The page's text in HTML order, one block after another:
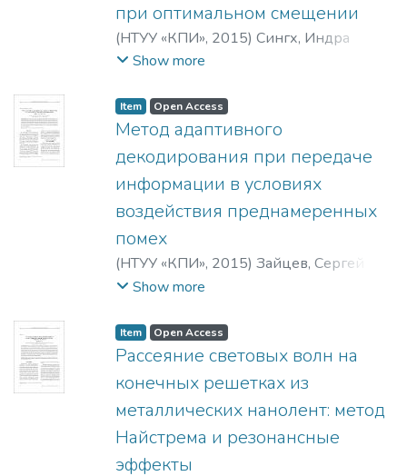
при оптимальном смещении
(НТУУ «КПИ», 2015) Сингх, Индра
Вижай;Алам, Мухмад Шах
Show more
Item Open Access
Метод адаптивного
декодирования при передаче
информации в условиях
воздействия преднамеренных
помех
(НТУУ «КПИ», 2015) Зайцев, Сергей
Васильевич;Казимир, Владимир
Show more
Item Open Access
Рассеяние световых волн на
конечных решетках из
металлических нанолент: метод
Найстрема и резонансные
эффекты